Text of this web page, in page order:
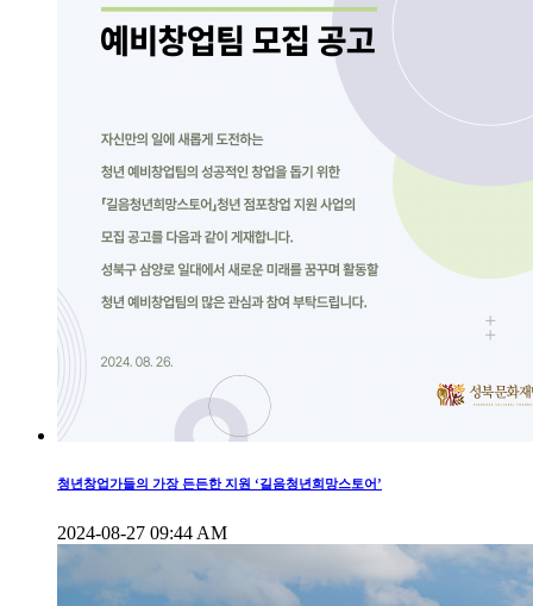
청년창업가들의 가장 든든한 지원 ‘길음청년희망스토어’
2024-08-27 09:44 AM